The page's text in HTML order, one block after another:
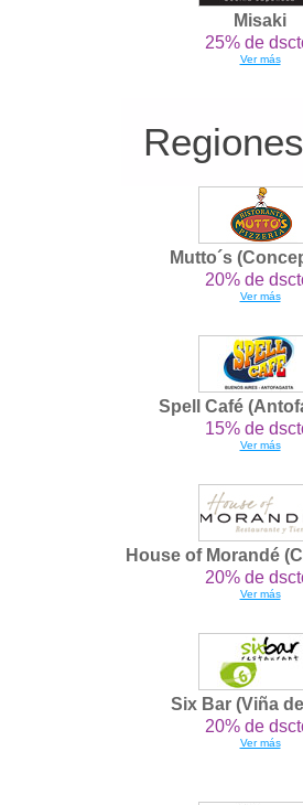
Misaki
25% de
Ver más
Regiones
Mutto´s
20% de
Ver más
Spell Café
15% de
Ver más
House of Morandé
20% de
Ver más
Six Bar (Viña
20% de
Ver más